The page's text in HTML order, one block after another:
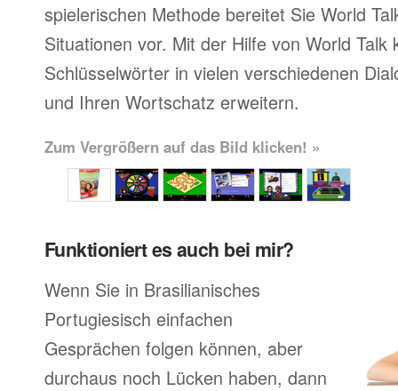
spielerischen Methode bereitet Sie World
Situationen vor. Mit der Hilfe von World Talk
Schlüsselwörter in vielen verschiedenen
und Ihren Wortschatz erweitern.
Zum Vergrößern auf das Bild klicken! »
Funktioniert es auch bei mir?
Wenn Sie in Brasilianisches
Portugiesisch einfachen
Gesprächen folgen können, aber
durchaus noch Lücken haben, dann